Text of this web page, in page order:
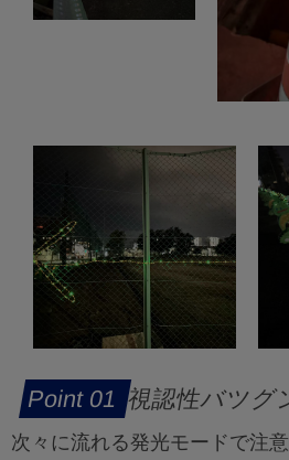
視認性バツグ
次々に流れる発光モードで注